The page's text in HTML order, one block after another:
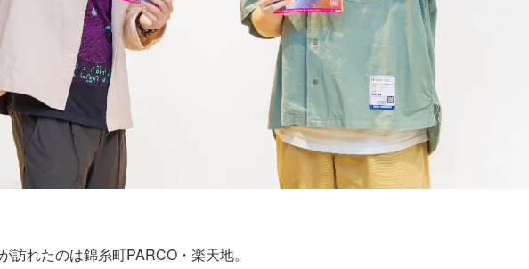
れたのは錦糸町PARCO・楽天地。